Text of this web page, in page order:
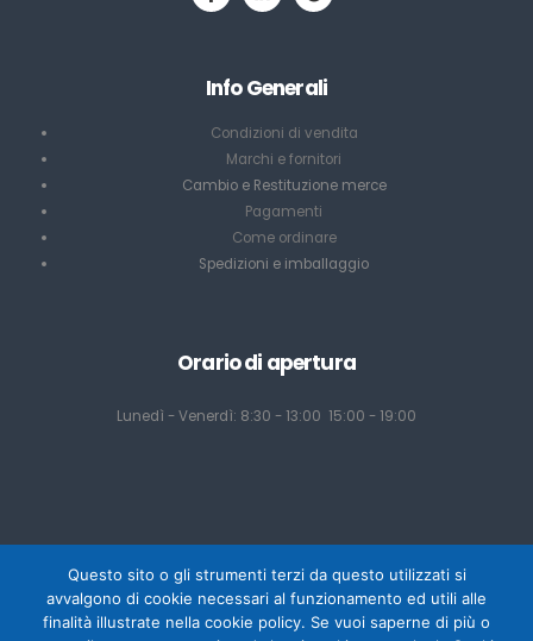
Info Generali
Condizioni di vendita
Marchi e fornitori
Cambio e Restituzione merce
Pagamenti
Come ordinare
Spedizioni e imballaggio
Orario di apertura
Lunedì - Venerdì: 8:30 - 13:00 15:00 - 19:00
Questo sito o gli strumenti terzi da questo utilizzati si
avvalgono di cookie necessari al funzionamento ed utili alle
finalità illustrate nella cookie policy. Se vuoi saperne di più o